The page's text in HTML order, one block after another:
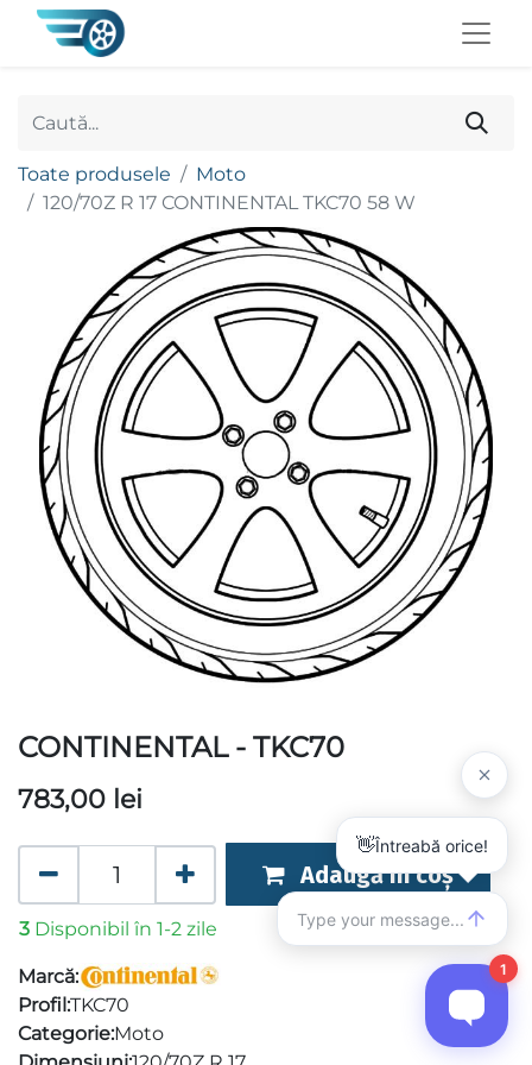
Toate produsele
Moto
120/70Z R 17 CONTINENTAL TKC70 58 W
CONTINENTAL - TKC70
783,00 lei
Adaugă în coș
3 Disponibil în 1-2 zile
Marcă:
Profil:TKC70
Categorie:Moto